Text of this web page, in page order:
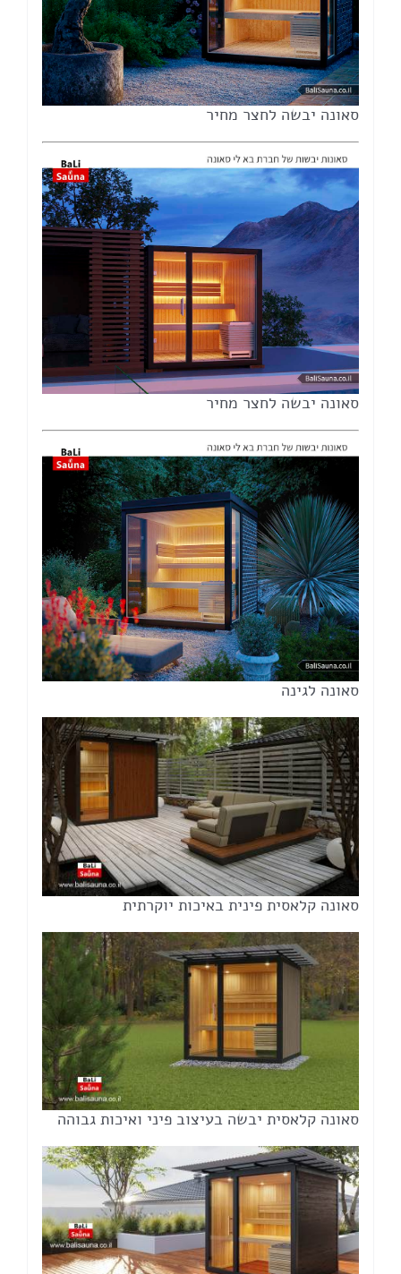
סאונה יבשה לחצר מחיר
סאונה יבשה לחצר מחיר
סאונה לגינה
סאונה קלאסית פינית באיכות יוקרתית
סאונה קלאסית יבשה בעיצוב פיני ואיכות גבוהה